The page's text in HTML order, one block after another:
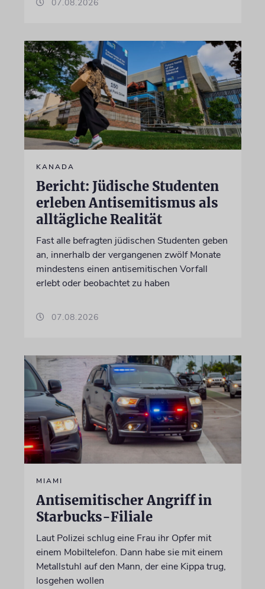
07.08.2026
KANADA
Bericht: Jüdische Studenten
erleben Antisemitismus als
alltägliche Realität
Fast alle befragten jüdischen Studenten geben
an, innerhalb der vergangenen zwölf Monate
mindestens einen antisemitischen Vorfall
erlebt oder beobachtet zu haben
07.08.2026
MIAMI
Antisemitischer Angriff in
Starbucks-Filiale
Laut Polizei schlug eine Frau ihr Opfer mit
einem Mobiltelefon. Dann habe sie mit einem
Metallstuhl auf den Mann, der eine Kippa trug,
losgehen wollen